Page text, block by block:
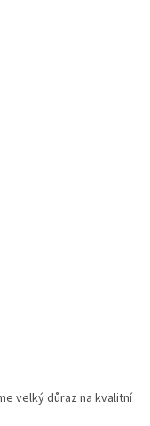
velký důraz na kvalitní